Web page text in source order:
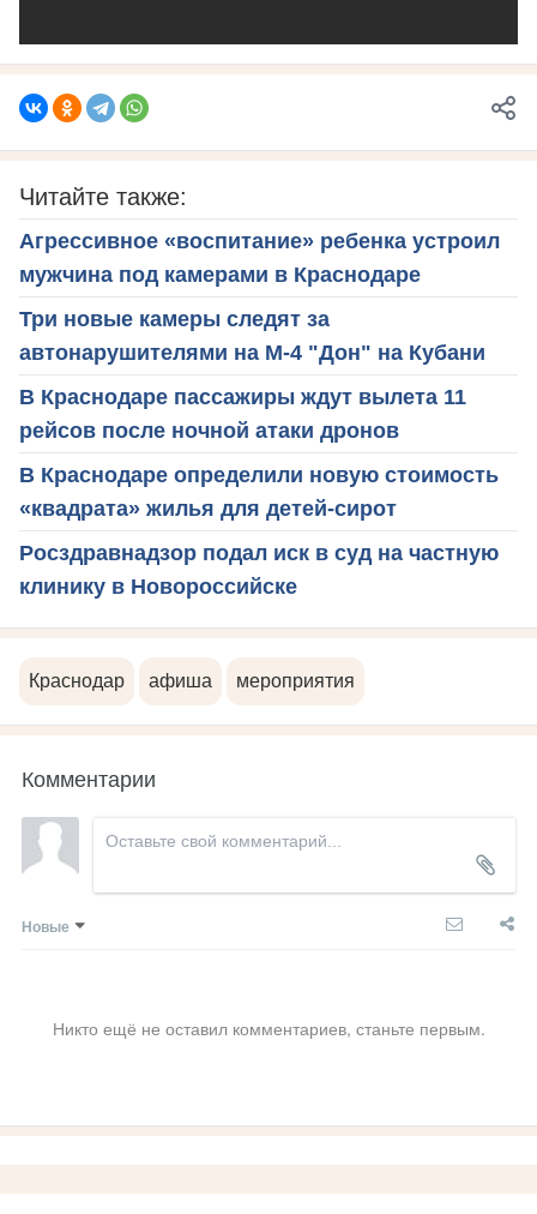
Читайте также:
Агрессивное «воспитание» ребенка устроил
мужчина под камерами в Краснодаре
Три новые камеры следят за
автонарушителями на М-4 "Дон" на Кубани
В Краснодаре пассажиры ждут вылета 11
рейсов после ночной атаки дронов
В Краснодаре определили новую стоимость
«квадрата» жилья для детей-сирот
Росздравнадзор подал иск в суд на частную
клинику в Новороссийске
Краснодар афиша мероприятия
Комментарии
Новые
Никто ещё не оставил комментариев, станьте первым.